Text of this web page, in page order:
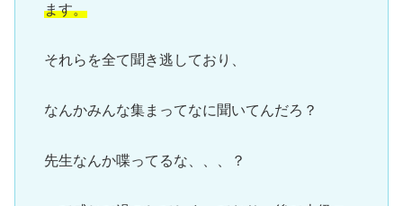
ます。
それらを全て聞き逃しており、
なんかみんな集まってなに聞いてんだろ？
先生なんか喋ってるな、、、？